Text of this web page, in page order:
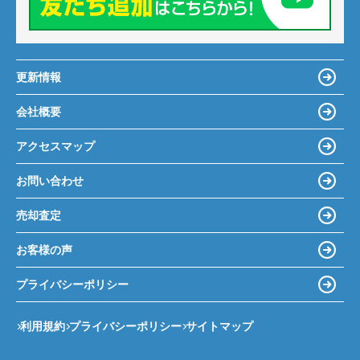
更新情報
会社概要
アクセスマップ
お問い合わせ
売却査定
お客様の声
プライバシーポリシー
利用規約 プライバシーポリシー サイトマップ